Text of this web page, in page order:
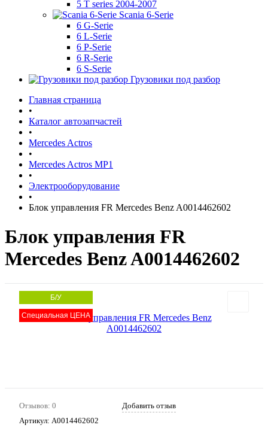
5 T series 2004-2007
Scania 6-Serie
6 G-Serie
6 L-Serie
6 P-Serie
6 R-Serie
6 S-Serie
Грузовики под разбор
Главная страница
•
Каталог автозапчастей
•
Mercedes Actros
•
Mercedes Actros MP1
•
Электрооборудование
•
Блок управления FR Mercedes Benz A0014462602
Блок управления FR
Mercedes Benz A0014462602
Б/У
Специальная ЦЕНА
Отзывов: 0
Добавить отзыв
Артикул: A0014462602